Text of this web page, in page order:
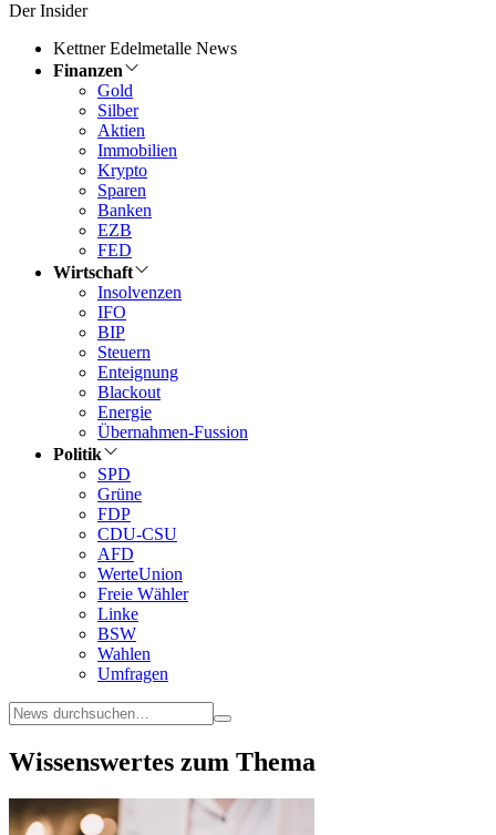
Der Insider
Kettner Edelmetalle News
Finanzen
Gold
Silber
Aktien
Immobilien
Krypto
Sparen
Banken
EZB
FED
Wirtschaft
Insolvenzen
IFO
BIP
Steuern
Enteignung
Blackout
Energie
Übernahmen-Fussion
Politik
SPD
Grüne
FDP
CDU-CSU
AFD
WerteUnion
Freie Wähler
Linke
BSW
Wahlen
Umfragen
Wissenswertes zum Thema